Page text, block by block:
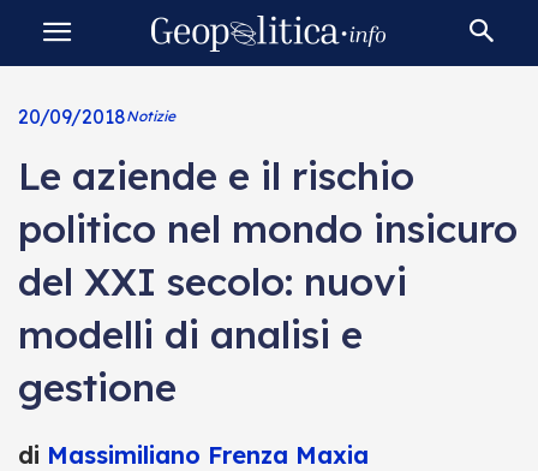
20/09/2018Notizie
Le aziende e il rischio
politico nel mondo insicuro
del XXI secolo: nuovi
modelli di analisi e
gestione
di Massimiliano Frenza Maxia